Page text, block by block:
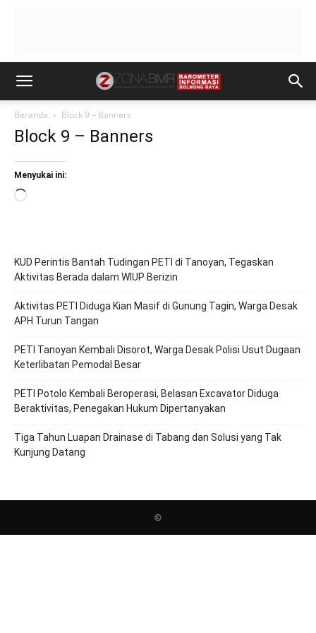
Beranda Block 9 – Banners
Block 9 – Banners
Menyukai ini:
Memuat...
KUD Perintis Bantah Tudingan PETI di Tanoyan, Tegaskan
Aktivitas Berada dalam WIUP Berizin
Aktivitas PETI Diduga Kian Masif di Gunung Tagin, Warga Desak
APH Turun Tangan
PETI Tanoyan Kembali Disorot, Warga Desak Polisi Usut Dugaan
Keterlibatan Pemodal Besar
PETI Potolo Kembali Beroperasi, Belasan Excavator Diduga
Beraktivitas, Penegakan Hukum Dipertanyakan
Tiga Tahun Luapan Drainase di Tabang dan Solusi yang Tak
Kunjung Datang
©